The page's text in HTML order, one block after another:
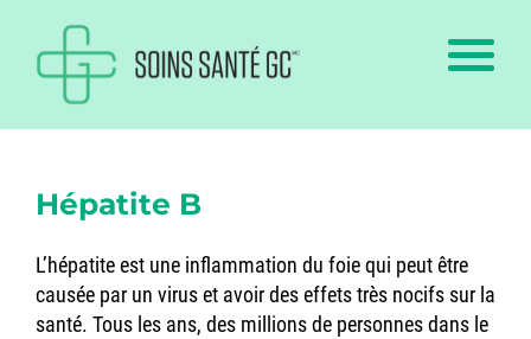
Hépatite B
L’hépatite est une inflammation du foie qui peut être
causée par un virus et avoir des effets très nocifs sur la
santé. Tous les ans, des millions de personnes dans le